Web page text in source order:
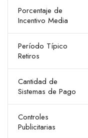
Porcentaje de
Incentivo Media
Período Típico
Retiros
Cantidad de
Sistemas de Pago
Controles
Publicitarias